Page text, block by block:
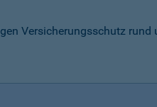
Versicherungsschutz rund